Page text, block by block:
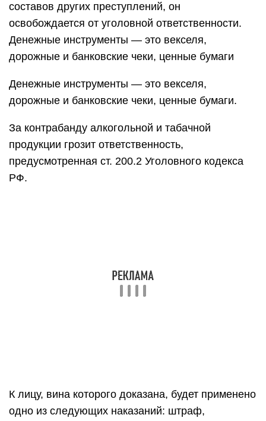
составов других преступлений, он
освобождается от уголовной ответственности.
Денежные инструменты — это векселя,
дорожные и банковские чеки, ценные бумаги
Денежные инструменты — это векселя,
дорожные и банковские чеки, ценные бумаги.
За контрабанду алкогольной и табачной
продукции грозит ответственность,
предусмотренная ст. 200.2 Уголовного кодекса
РФ.
К лицу, вина которого доказана, будет применено
одно из следующих наказаний: штраф,